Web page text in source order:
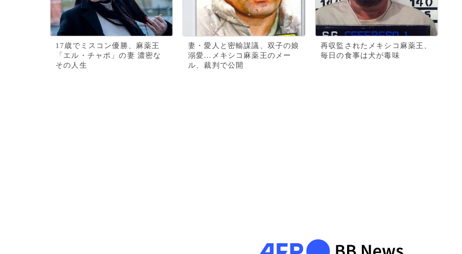
17歳でミスコン優勝、麻薬王
「エル・チャポ」の妻 濃密な
その人生
妻・愛人と密輸謀議、双子の娘
溺愛…メキシコ麻薬王のメー
ル、裁判で公開
再収監されたメキシコ麻薬王、
毎日の食事は犬が毒味